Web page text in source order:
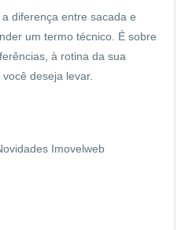
diferença entre sacada e
um termo técnico. É sobre
à rotina da sua
deseja levar.
Imovelweb